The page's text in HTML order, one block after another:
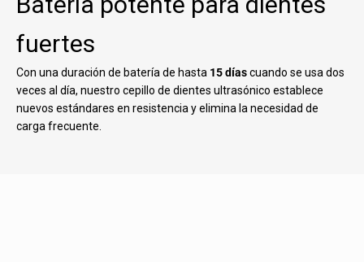
fuertes
Con una duración de batería de hasta 15 díascuando se usa dos
veces al día, nuestro cepillo de dientes ultrasónico establece
nuevos estándares en resistencia y elimina la necesidad de
carga frecuente.